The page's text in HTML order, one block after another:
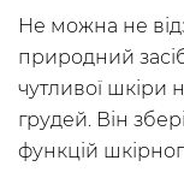
Не можна не
природний
чутливої ​​шкіри
грудей. Він
функцій